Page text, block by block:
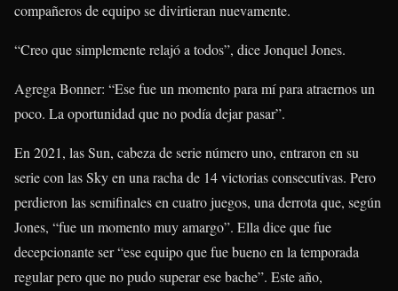
compañeros de equipo se divirtieran nuevamente.
“Creo que simplemente relajó a todos”, dice Jonquel Jones.
Agrega Bonner: “Ese fue un momento para mí para atraernos un
poco. La oportunidad que no podía dejar pasar”.
En 2021, las Sun, cabeza de serie número uno, entraron en su
serie con las Sky en una racha de 14 victorias consecutivas. Pero
perdieron las semifinales en cuatro juegos, una derrota que, según
Jones, “fue un momento muy amargo”. Ella dice que fue
decepcionante ser “ese equipo que fue bueno en la temporada
regular pero que no pudo superar ese bache”. Este año,